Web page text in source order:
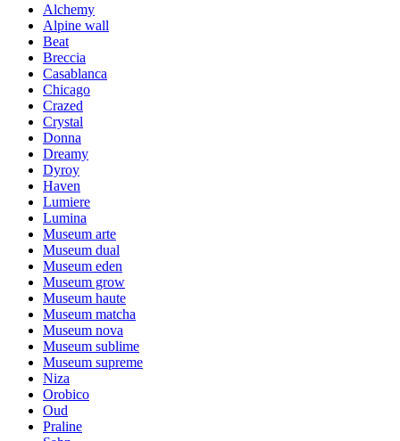
Alchemy
Alpine wall
Beat
Breccia
Casablanca
Chicago
Crazed
Crystal
Donna
Dreamy
Dyroy
Haven
Lumiere
Lumina
Museum arte
Museum dual
Museum eden
Museum grow
Museum haute
Museum matcha
Museum nova
Museum sublime
Museum supreme
Niza
Orobico
Oud
Praline